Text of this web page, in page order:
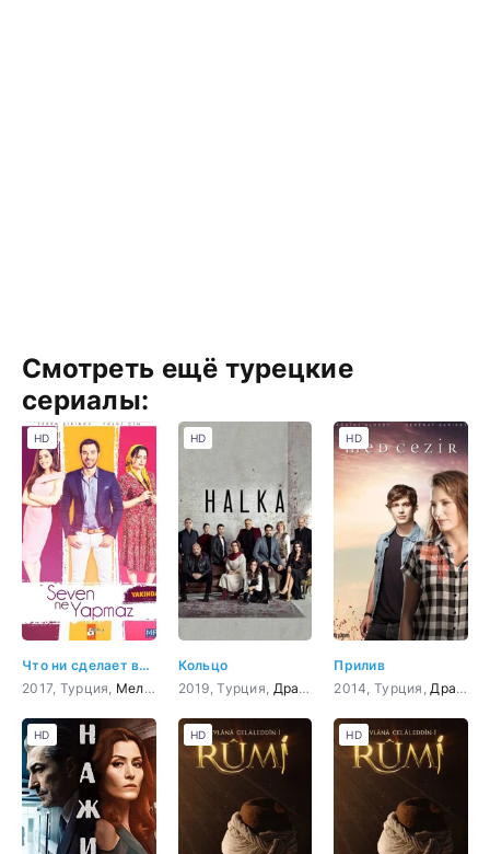
Смотреть ещё турецкие
сериалы:
Что ни сделает влюбленный
2017, Турция, Мелодрама ,Комедия
HD
Кольцо
2019, Турция, Драма криминал ,Боевик,
HD
Прилив
2014, Турция, Драма
HD
HD HD HD